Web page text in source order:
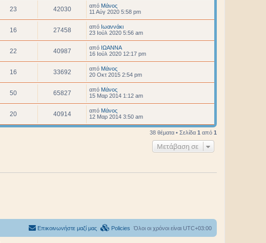
23 42030 από Μάνος
11 Αύγ 2020 5:58 pm
16 27458 από Ιωαννάκι
23 Ιούλ 2020 5:56 am
22 40987 από ΙΩΑΝΝΑ
16 Ιούλ 2020 12:17 pm
16 33692 από Μάνος
20 Οκτ 2015 2:54 pm
50 65827 από Μάνος
15 Μαρ 2014 1:12 am
20 40914 από Μάνος
12 Μαρ 2014 3:50 am
38 θέματα • Σελίδα 1 από 1
Μετάβαση σε
Όλοι οι χρόνοι είναι UTC+03:00
Policies
Επικοινωνήστε μαζί μας